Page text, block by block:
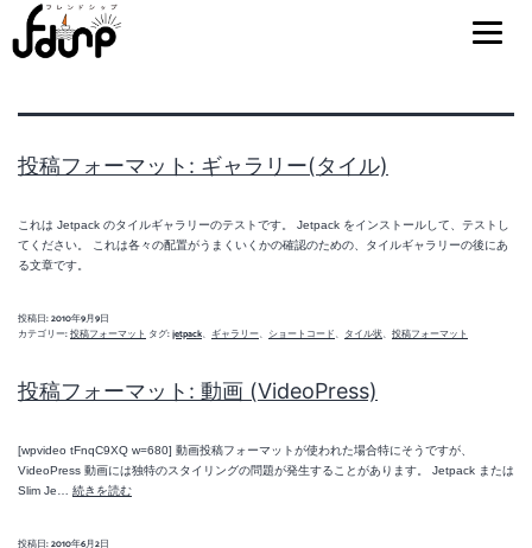
タグ:jetpack
投稿フォーマット: ギャラリー(タイル)
これは Jetpack のタイルギャラリーのテストです。 Jetpack をインストールして、テストし
てください。 これは各々の配置がうまくいくかの確認のための、タイルギャラリーの後にあ
る文章です。
投稿日: 2010年9月9日
カテゴリー: 投稿フォーマット タグ: jetpack、 ギャラリー、 ショートコード 、 タイル状、 投稿フォーマット
投稿フォーマット: 動画 (VideoPress)
[wpvideo tFnqC9XQ w=680] 動画投稿フォーマットが使われた場合特にそうですが、
VideoPress 動画には独特のスタイリングの問題が発生することがあります。 Jetpack または
Slim Je… 続きを読む投
投稿日: 2010年6月2日